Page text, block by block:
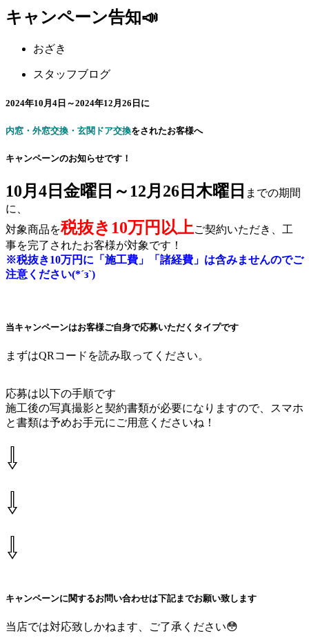
キャンペーン告知📣
おざき
スタッフブログ
2024年10月4日～2024年12月26日に
内窓・外窓交換・玄関ドア交換をされたお客様へ
キャンペーンのお知らせです！
10月4日金曜日～12月26日木曜日 までの期間
に、
対象商品を税抜き10万円以上ご契約いただき、工
事を完了されたお客様が対象です！
※税抜き10万円に「施工費」「諸経費」は含みませんのでご
注意ください(*´з`)
当キャンペーンはお客様ご自身で応募いただくタイプです
まずはQRコードを読み取ってください。
応募は以下の手順です
施工後の写真撮影と契約書類が必要になりますので、スマホ
と書類は予めお手元にご用意くださいね！
⇩
⇩
⇩
キャンペーンに関するお問い合わせは下記までお願い致します
当店では対応致しかねます、ご了承ください😳